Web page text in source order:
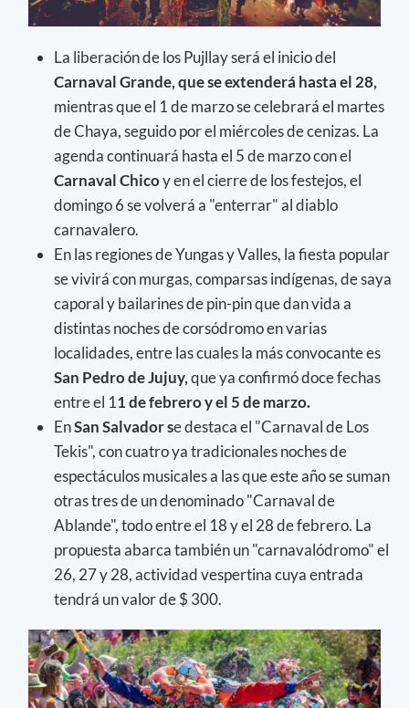
La liberación de los Pujllay será el inicio del
Carnaval Grande, que se extenderá hasta el 28,
mientras que el 1 de marzo se celebrará el martes
de Chaya, seguido por el miércoles de cenizas. La
agenda continuará hasta el 5 de marzo con el
Carnaval Chicoy en el cierre de los festejos, el
domingo 6 se volverá a "enterrar" al diablo
carnavalero.
En las regiones de Yungas y Valles, la fiesta popular
se vivirá con murgas, comparsas indígenas, de saya
caporal y bailarines de pin-pin que dan vida a
distintas noches de corsódromo en varias
localidades, entre las cuales la más convocante es
San Pedro de Jujuy,que ya confirmó doce fechas
entre el 11 de febrero y el 5 de marzo.
EnSan Salvador se destaca el "Carnaval de Los
Tekis", con cuatro ya tradicionales noches de
espectáculos musicales a las que este año se suman
otras tres de un denominado "Carnaval de
Ablande", todo entre el 18 y el 28 de febrero. La
propuesta abarca también un "carnavalódromo" el
26, 27 y 28, actividad vespertina cuya entrada
tendrá un valor de $ 300.